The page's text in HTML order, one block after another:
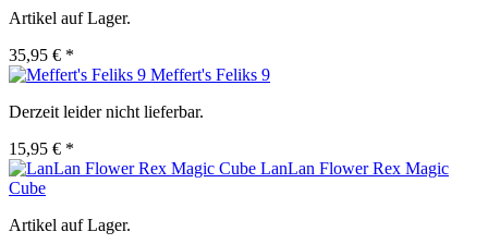
Artikel auf Lager.
35,95 € *
Meffert's Feliks 9
Derzeit leider nicht lieferbar.
15,95 € *
LanLan Flower Rex Magic
Cube
Artikel auf Lager.